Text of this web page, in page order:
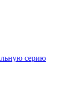
серию